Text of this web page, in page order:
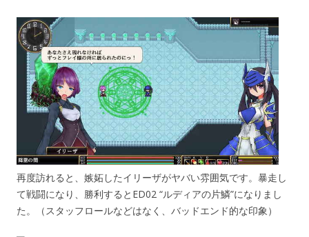
再度訪れると、嫉妬したイリーザがヤバい雰囲気です。暴走し
て戦闘になり、勝利するとED02 “ルディアの片鱗”になりまし
た。（スタッフロールなどはなく、バッドエンド的な印象）